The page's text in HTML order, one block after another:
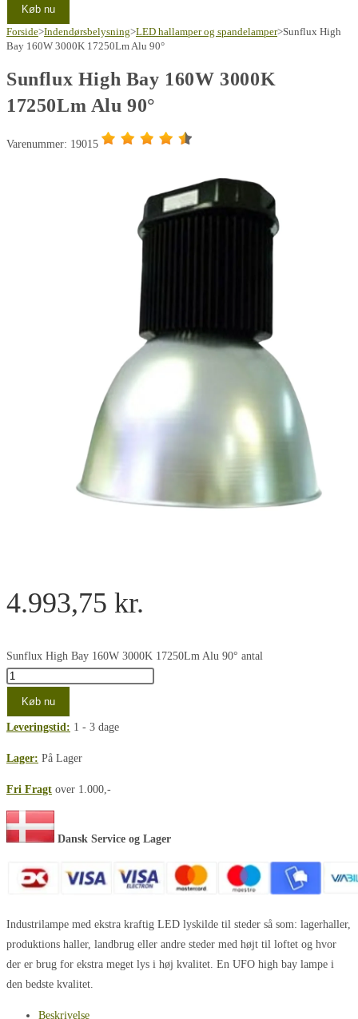
Køb nu
Forside>Indendørsbelysning>LED hallamper og spandelamper>Sunflux High
Bay 160W 3000K 17250Lm Alu 90°
Sunflux High Bay 160W 3000K
17250Lm Alu 90°
Varenummer: 19015
4.993,75 kr.
Sunflux High Bay 160W 3000K 17250Lm Alu 90° antal
Køb nu
Leveringstid: 1 - 3 dage
Lager: På Lager
Fri Fragt over 1.000,-
Dansk Service og Lager
Industrilampe med ekstra kraftig LED lyskilde til steder så som: lagerhaller,
produktions haller, landbrug eller andre steder med højt til loftet og hvor
der er brug for ekstra meget lys i høj kvalitet. En UFO high bay lampe i
den bedste kvalitet.
Beskrivelse